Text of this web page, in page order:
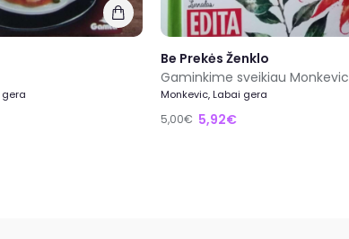
gera
Be Prekės Ženklo
Gaminkime sveikiau Monkevic
Monkevic, Labai gera
5,00€ 5,92€